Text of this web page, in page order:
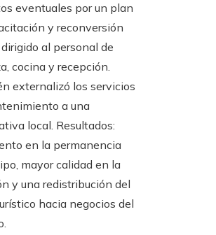
eventuales por un plan
y reconversión
al personal de
cocina y recepción.
externalizó los servicios
a una
local. Resultados:
en la permanencia
mayor calidad en la
y una redistribución del
hacia negocios del